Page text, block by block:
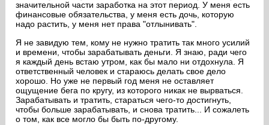
значительной части заработка на этот период. У меня есть
финансовые обязательства, у меня есть дочь, которую
надо растить, у меня нет права "отлынивать".
Я не завидую тем, кому не нужно тратить так много усилий
и времени, чтобы зарабатывать деньги. Я знаю, ради чего
я каждый день встаю утром, как бы мало ни отдохнула. Я
ответственный человек и стараюсь делать свое дело
хорошо. Но уже не первый год меня не оставляет
ощущение бега по кругу, из которого никак не вырваться.
Зарабатывать и тратить, стараться чего-то достигнуть,
чтобы больше зарабатывать, и снова тратить... И сожалеть
о том, как все могло бы быть по-другому.